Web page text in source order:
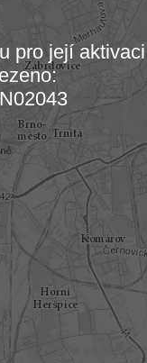
mapu…
pro její aktivaci